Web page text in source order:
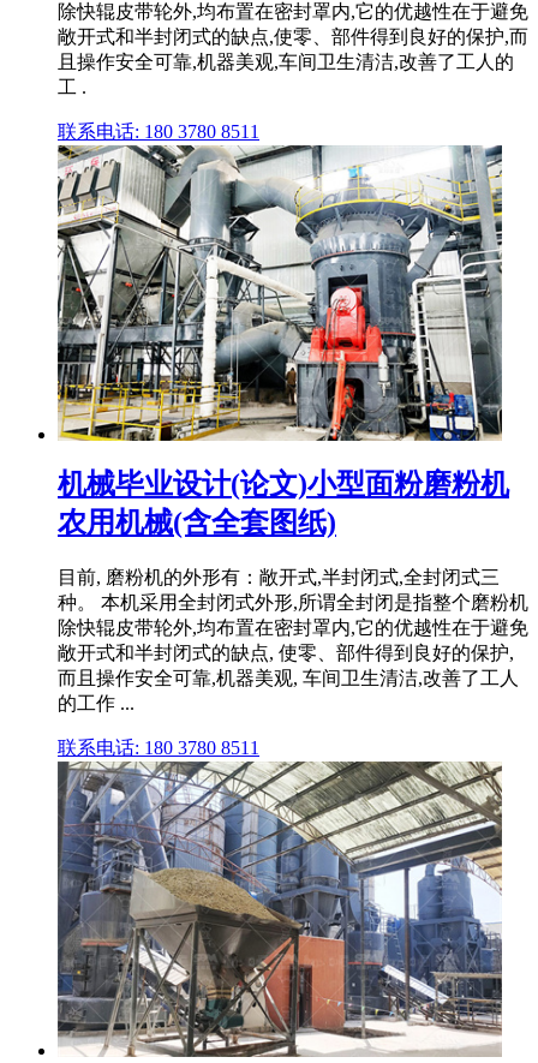
除快辊皮带轮外,均布置在密封罩内,它的优越性在于避免
敞开式和半封闭式的缺点,使零、部件得到良好的保护,而
且操作安全可靠,机器美观,车间卫生清洁,改善了工人的
工 .
联系电话: 180 3780 8511
机械毕业设计(论文)小型面粉磨粉机
农用机械(含全套图纸)
目前, 磨粉机的外形有：敞开式,半封闭式,全封闭式三
种。 本机采用全封闭式外形,所谓全封闭是指整个磨粉机
除快辊皮带轮外,均布置在密封罩内,它的优越性在于避免
敞开式和半封闭式的缺点, 使零、部件得到良好的保护,
而且操作安全可靠,机器美观, 车间卫生清洁,改善了工人
的工作 ...
联系电话: 180 3780 8511